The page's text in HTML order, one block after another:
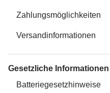
Zahlungsmöglichkeiten
Versandinformationen
Gesetzliche Informationen
Batteriegesetzhinweise